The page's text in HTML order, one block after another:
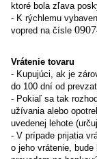
ktoré bola zľava
- K rýchlemu
vopred na čísle
Vrátenie tovaru
- Kupujúci, ak je
do 100 dní od
- Pokiaľ sa tak
užívania alebo
uvedenej lehote
- V prípade prijatia
o jeho vrátenie,